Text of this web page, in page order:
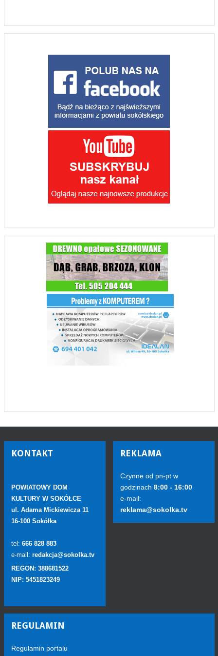
KONTAKT
POWIATOWY DOM
KULTURY W SOKÓŁCE
ul. Adama Mickiewicza 11
16-100 Sokółka
tel: 666 828 883
e-mail: redakcja@sokolka.tv
REGON: 388681522
NIP: 5451823249
REKLAMA
Czynne od pn-pt w
godzinach 8:00 - 16:00
e-mail:
reklama@sokolka.tv
REGULAMIN
Regulamin portalu